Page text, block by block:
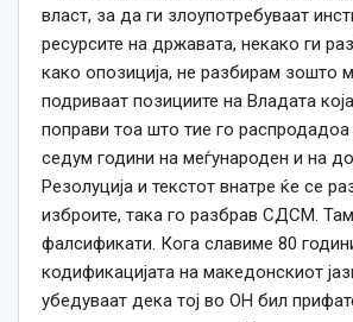
власт, за да ги злоупотребуваат
ресурсите на државата, некако ги
како опозиција, не разбирам зошто
подриваат позициите на Владата
поправи тоа што тие го распродадоа
седум години на меѓународен и на
Резолуција и текстот внатре ќе се
изброите, така го разбрав СДСМ.
фалсификати. Кога славиме 80
кодификацијата на македонскиот
убедуваат дека тој во ОН бил